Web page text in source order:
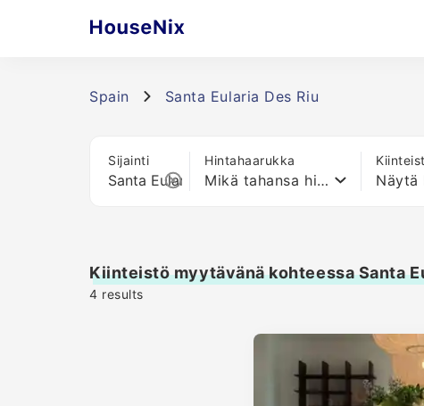
Spain Santa Eularia Des Riu
Sijainti Hintahaarukka
Mikä tahansa hinta Näytä
Kiinteistö myytävänä kohteessa Santa
4 results